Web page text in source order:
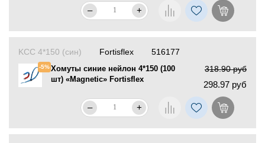
– +
516177
KCC 4*150 (син)
-5%Хомуты синие нейлон 4*150 (100
шт) «Magnetic» Fortisflex
318.90 руб
298.97 руб
Fortisflex
– +